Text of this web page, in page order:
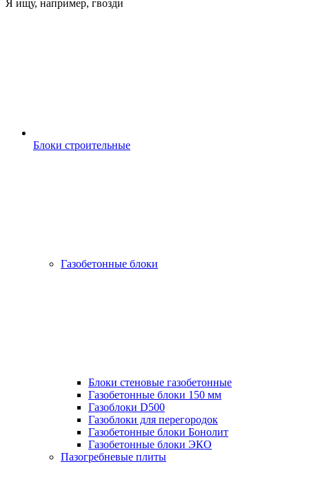
Я ищу, например, гвозди
Блоки строительные
Газобетонные блоки
Блоки стеновые газобетонные
Газобетонные блоки 150 мм
Газоблоки D500
Газоблоки для перегородок
Газобетонные блоки Бонолит
Газобетонные блоки ЭКО
Пазогребневые плиты